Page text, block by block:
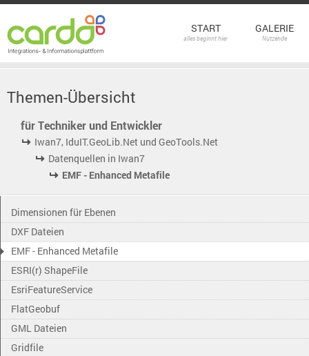
START
alles beginnt hier
GALERIE
Nutzende
Themen-Übersicht
für Techniker und Entwickler
Iwan7, IduIT.GeoLib.Net und GeoTools.Net
Datenquellen in Iwan7
EMF - Enhanced Metafile
Dimensionen für Ebenen
DXF Dateien
EMF - Enhanced Metafile
ESRI(r) ShapeFile
EsriFeatureService
FlatGeobuf
GML Dateien
Gridfile